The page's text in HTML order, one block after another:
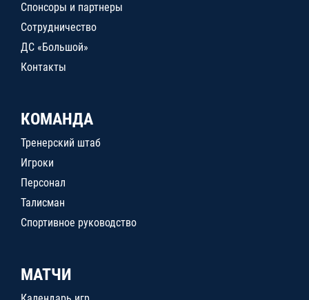
Спонсоры и партнеры
Сотрудничество
ДС «Большой»
Контакты
КОМАНДА
Тренерский штаб
Игроки
Персонал
Талисман
Спортивное руководство
МАТЧИ